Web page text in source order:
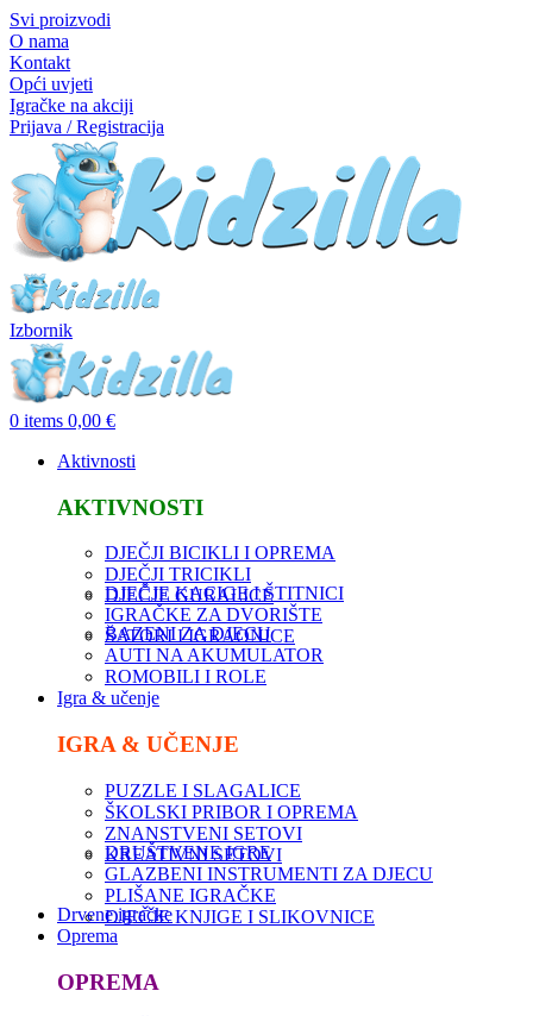
Svi proizvodi
O nama
Kontakt
Opći uvjeti
Igračke na akciji
Prijava / Registracija
Izbornik
0 items 0,00 €
Aktivnosti
AKTIVNOSTI
DJEČJI BICIKLI I OPREMA
DJEČJI TRICIKLI
DJEČJE GURALICE
DJEČJE KACIGE I ŠTITNICI
IGRAČKE ZA DVORIŠTE
ŠATORI I IGRAONICE
BAZENI ZA DJECU
AUTI NA AKUMULATOR
ROMOBILI I ROLE
Igra & učenje
IGRA & UČENJE
PUZZLE I SLAGALICE
ŠKOLSKI PRIBOR I OPREMA
ZNANSTVENI SETOVI
KREATIVNI SETOVI
DRUŠTVENE IGRE
GLAZBENI INSTRUMENTI ZA DJECU
PLIŠANE IGRAČKE
DJEČJE KNJIGE I SLIKOVNICE
Drvene igračke
Oprema
OPREMA